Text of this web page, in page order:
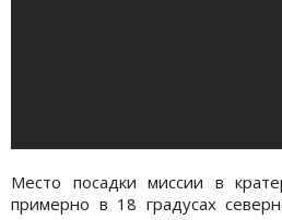
Место посадки миссии в
примерно в 18 градусах